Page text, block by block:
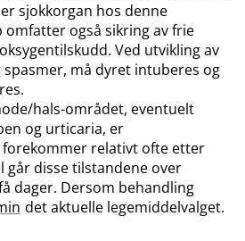
sjokkorgan hos denne
også sikring av frie
Ved utvikling av
må dyret intuberes og
​hals-området, eventuelt
og urticaria, er
relativt ofte etter
går disse tilstandene over
dager. Dersom behandling
det aktuelle legemiddelvalget.